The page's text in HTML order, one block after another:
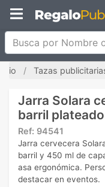
Busca por Nombre o
Tazas
Jarra Solara
barril
Ref: 94541
Jarra cervecera
barril y 450 ml de
asa ergonómica.
destacar en eventos.